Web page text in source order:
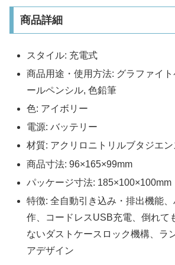
商品詳細
スタイル: 充電式
商品用途・使用方法: グラファイ
ールペンシル, 色鉛筆
色: アイボリー
電源: バッテリー
材質: アクリロニトリルブタジエン
商品寸法: 96×165×99mm
パッケージ寸法: 185×100×100mm
特徴: 全自動引き込み・排出機能
作、コードレスUSB充電、倒れて
ないダストケースロック機構、ラ
アデザイン